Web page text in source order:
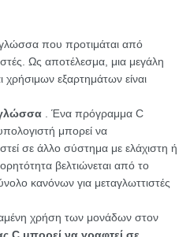
γλώσσα που προτιμάται από
Ως αποτέλεσμα, μια μεγάλη
εξαρτημάτων είναι
γλώσσα . Ένα πρόγραμμα C
μπορεί να
σε άλλο σύστημα με ελάχιστη ή
βελτιώνεται από το
κανόνων για μεταγλωττιστές
χρήση των μονάδων στον
C μπορεί να γραφτεί σε